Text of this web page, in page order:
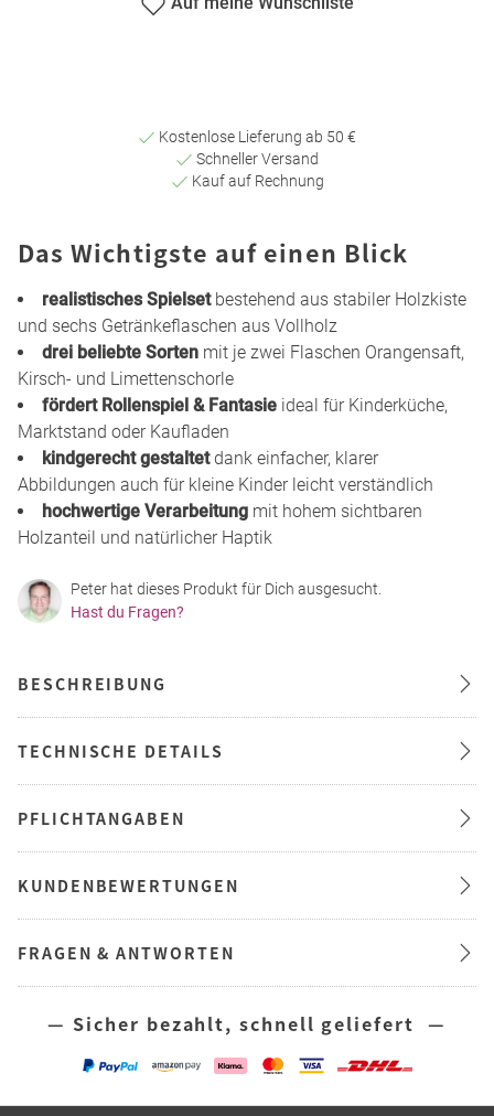
Kostenlose Lieferung ab 50 €
Schneller Versand
Kauf auf Rechnung
Das Wichtigste auf einen Blick
realistisches Spielsetbestehend aus stabiler Holzkiste
und sechs Getränkeflaschen aus Vollholz
drei beliebte Sorten mit je zwei Flaschen Orangensaft,
Kirsch- und Limettenschorle
fördert Rollenspiel & Fantasie ideal für Kinderküche,
Marktstand oder Kaufladen
kindgerecht gestaltetdank einfacher, klarer
Abbildungen auch für kleine Kinder leicht verständlich
hochwertige Verarbeitung mit hohem sichtbaren
Holzanteil und natürlicher Haptik
Peter hat dieses Produkt für Dich ausgesucht.
Hast du Fragen?
BESCHREIBUNG
TECHNISCHE DETAILS
PFLICHTANGABEN
KUNDENBEWERTUNGEN
FRAGEN & ANTWORTEN
— Sicher bezahlt, schnell geliefert —